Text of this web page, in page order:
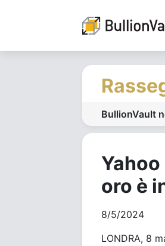
BullionVault
oro è
8/5/2024
LONDRA, 8